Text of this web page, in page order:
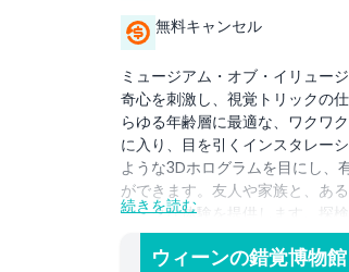
無料キャンセル
ミュージアム・オブ・イリュー
奇心を刺激し、視覚トリックの
らゆる年齢層に最適な、ワクワ
に入り、目を引くインスタレー
ような3Dホログラムを目にし、
ができます。友人や家族と、あ
ニークな体験を提供します。探
です！
続きを読む
ウィーンの錯覚博物